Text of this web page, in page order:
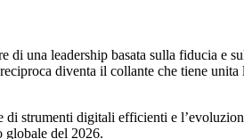
una leadership basata sulla fiducia e
diventa il collante che tiene unita
strumenti digitali efficienti e
globale del 2026.